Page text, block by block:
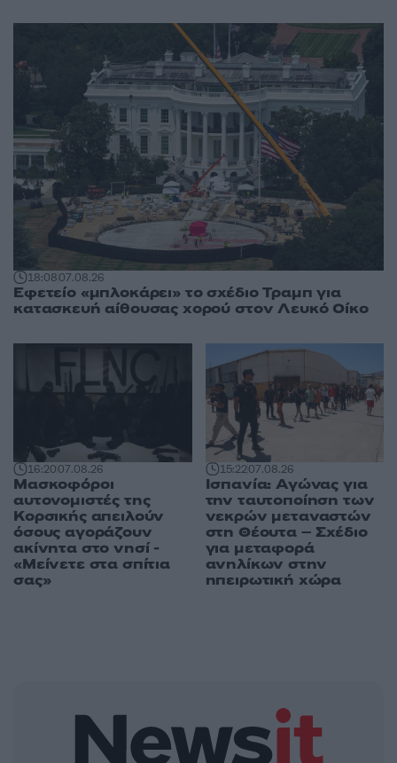
18:0807.08.26
Εφετείο «μπλοκάρει» το σχέδιο Τραμπ για
κατασκευή αίθουσας χορού στον Λευκό Οίκο
16:2007.08.26
Μασκοφόροι
αυτονομιστές της
Κορσικής απειλούν
όσους αγοράζουν
ακίνητα στο νησί -
«Μείνετε στα σπίτια
σας»
15:2207.08.26
Ισπανία: Αγώνας για
την ταυτοποίηση των
νεκρών μεταναστών
στη Θέουτα – Σχέδιο
για μεταφορά
ανηλίκων στην
ηπειρωτική χώρα